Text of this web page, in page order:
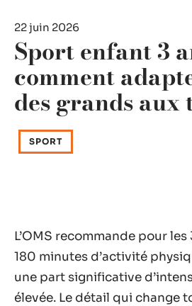
22 juin 2026
Sport enfant 3
comment
des grands aux
SPORT
L’OMS recommande pour
180 minutes d’activité
une part significative
élevée. Le détail qui change